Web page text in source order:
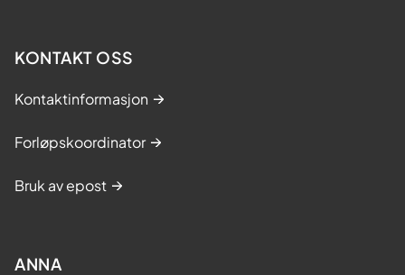
KONTAKT OSS
Kontaktinformasjon
Forløpskoordinator
Bruk av epost
ANNA